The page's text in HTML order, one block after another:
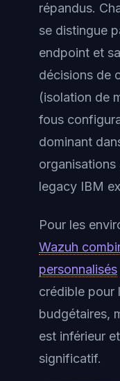
répandus.
se distingue
endpoint et
décisions de
(isolation de
fous
dominant
organisations
legacy IBM
Pour les
Wazuh
personnalisés
crédible pour
budgétaires,
est inférieur
significatif.